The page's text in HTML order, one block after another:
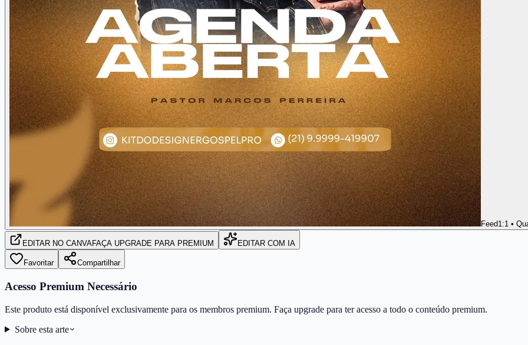
Feed1:1 •
EDITAR NO CANVAFAÇA UPGRADE PARA PREMIUM EDITAR COM IA
Favoritar Compartilhar
Acesso Premium Necessário
Este produto está disponível exclusivamente para os membros premium. Faça upgrade para ter acesso a todo o conteúdo premium.
Sobre esta arte